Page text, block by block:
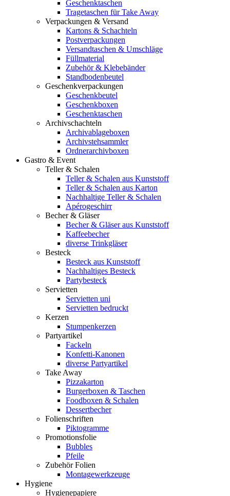
Geschenktaschen
Tragetaschen für Take Away
Verpackungen & Versand
Kartons & Schachteln
Postverpackungen
Versandtaschen & Umschläge
Füllmaterial
Zubehör & Klebebänder
Standbodenbeutel
Geschenkverpackungen
Geschenkbeutel
Geschenkboxen
Geschenktaschen
Archivschachteln
Archivablageboxen
Archivstehsammler
Ordnerarchivboxen
Gastro & Event
Teller & Schalen
Teller & Schalen aus Kunststoff
Teller & Schalen aus Karton
Nachhaltige Teller & Schalen
Apérogeschirr
Becher & Gläser
Becher & Gläser aus Kunststoff
Kaffeebecher
diverse Trinkgläser
Besteck
Besteck aus Kunststoff
Nachhaltiges Besteck
Partybesteck
Servietten
Servietten uni
Servietten bedruckt
Kerzen
Stumpenkerzen
Partyartikel
Fackeln
Konfetti-Kanonen
diverse Partyartikel
Take Away
Pizzakarton
Burgerboxen & Taschen
Foodboxen & Schalen
Dessertbecher
Folienschriften
Piktogramme
Promotionsfolie
Bubbles
Pfeile
Zubehör Folien
Montagewerkzeuge
Hygiene
Hygienepapiere